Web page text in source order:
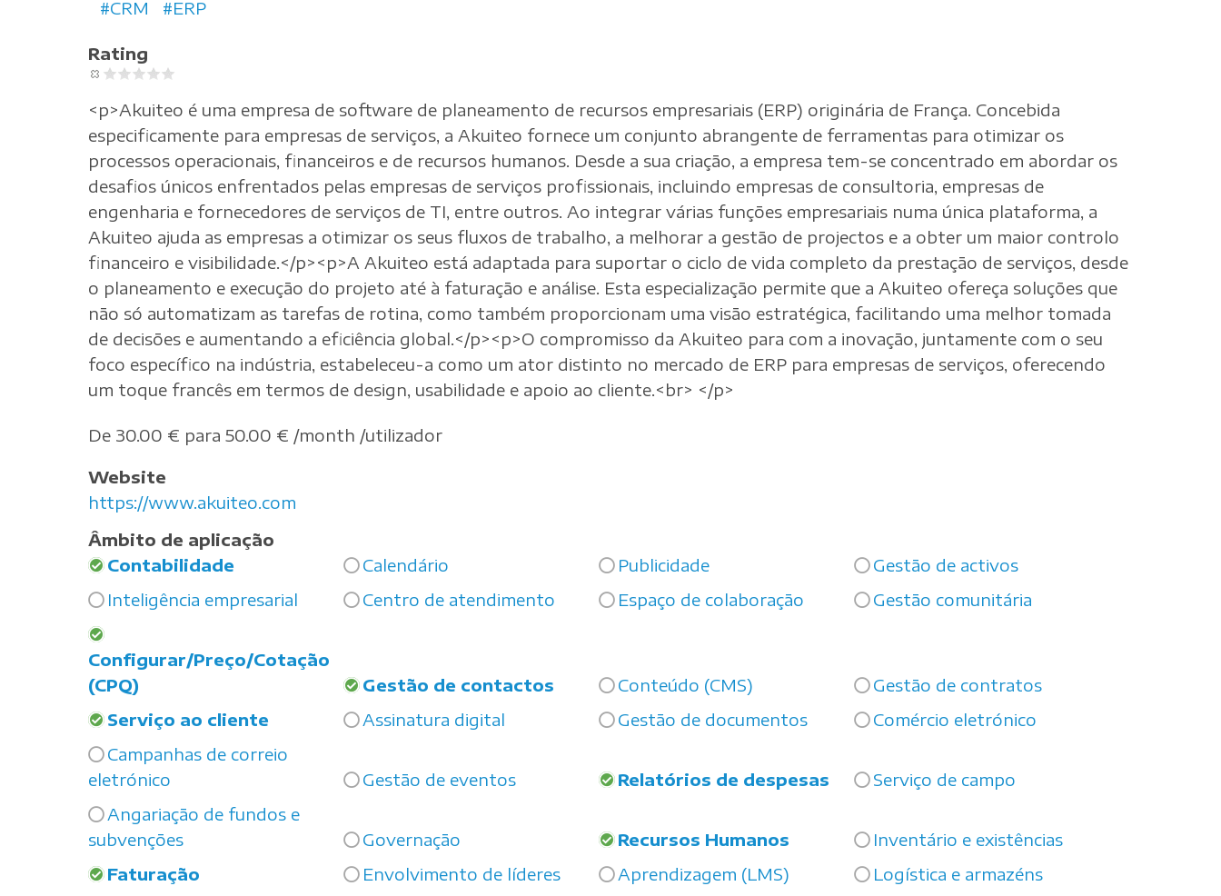
CRM ERP
Rating
<p>Akuiteo é uma empresa de software de planeamento de recursos empresariais (ERP) originária de França. Concebida
especificamente para empresas de serviços, a Akuiteo fornece um conjunto abrangente de ferramentas para otimizar os
processos operacionais, financeiros e de recursos humanos. Desde a sua criação, a empresa tem-se concentrado em abordar os
desafios únicos enfrentados pelas empresas de serviços profissionais, incluindo empresas de consultoria, empresas de
engenharia e fornecedores de serviços de TI, entre outros. Ao integrar várias funções empresariais numa única plataforma, a
Akuiteo ajuda as empresas a otimizar os seus fluxos de trabalho, a melhorar a gestão de projectos e a obter um maior controlo
financeiro e visibilidade.</p><p>A Akuiteo está adaptada para suportar o ciclo de vida completo da prestação de serviços, desde
o planeamento e execução do projeto até à faturação e análise. Esta especialização permite que a Akuiteo ofereça soluções que
não só automatizam as tarefas de rotina, como também proporcionam uma visão estratégica, facilitando uma melhor tomada
de decisões e aumentando a eficiência global.</p><p>O compromisso da Akuiteo para com a inovação, juntamente com o seu
foco específico na indústria, estabeleceu-a como um ator distinto no mercado de ERP para empresas de serviços, oferecendo
um toque francês em termos de design, usabilidade e apoio ao cliente.<br> </p>
De 30.00 € para 50.00 € /month /utilizador
Website
https://www.akuiteo.com
Âmbito de aplicação
Contabilidade
Calendário Publicidade
Gestão de activos
Inteligência empresarial
Centro de atendimento Espaço de colaboração Gestão comunitária
Configurar/Preço/Cotação
(CPQ)
Gestão de contactos Conteúdo (CMS)
Gestão de contratos
Serviço ao cliente
Assinatura digital Gestão de documentos
Comércio eletrónico
Campanhas de correio
eletrónico
Gestão de eventos Relatórios de despesas
Serviço de campo
Angariação de fundos e
subvenções
Governação Recursos Humanos
Inventário e existências
Faturação
Envolvimento de líderes Aprendizagem (LMS)
Logística e armazéns